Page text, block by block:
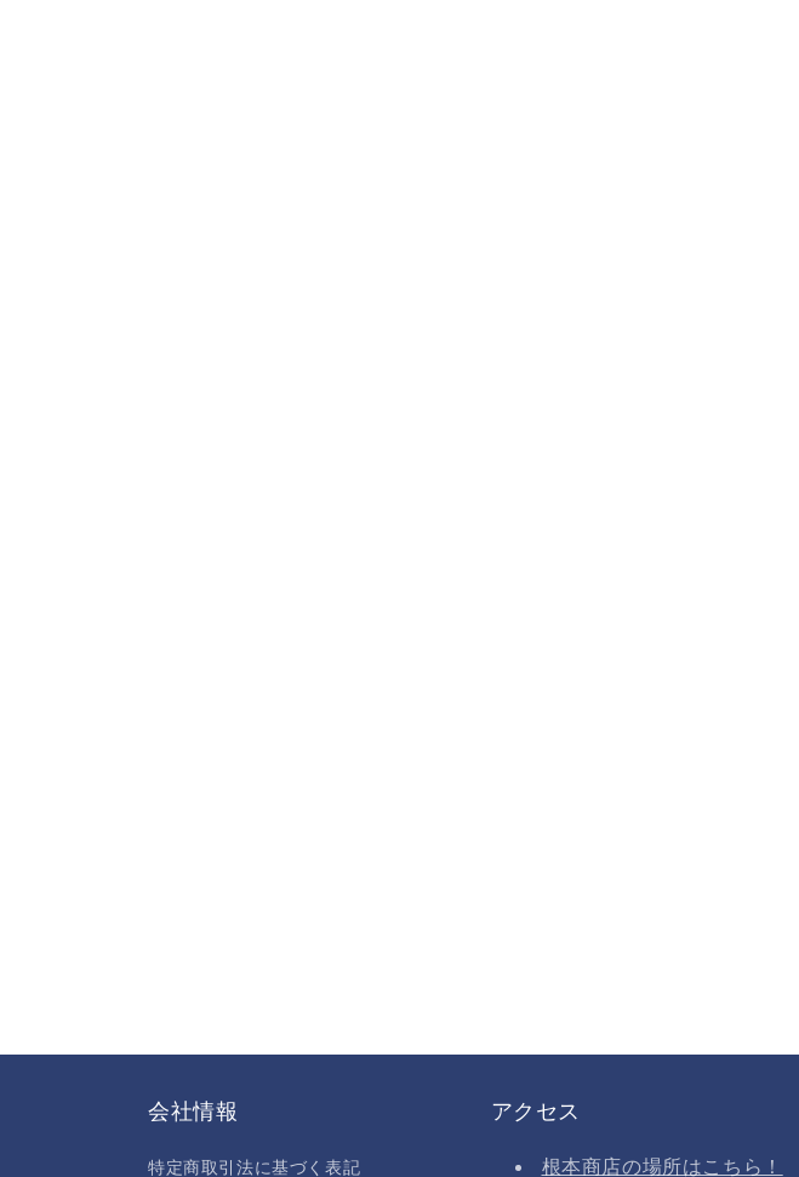
会社情報
特定商取引法に基づく表記
アクセス
根本商店の場所はこちら！